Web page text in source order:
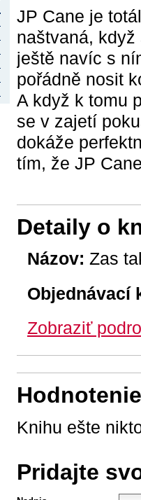
JP Cane je
naštvaná,
ještě navíc s
pořádně nosit
A když k tomu
se v zajetí
dokáže
tím, že JP
Detaily o
Názov: Zas
Objednávací
Zobraziť
Knihu ešte
Pridajte